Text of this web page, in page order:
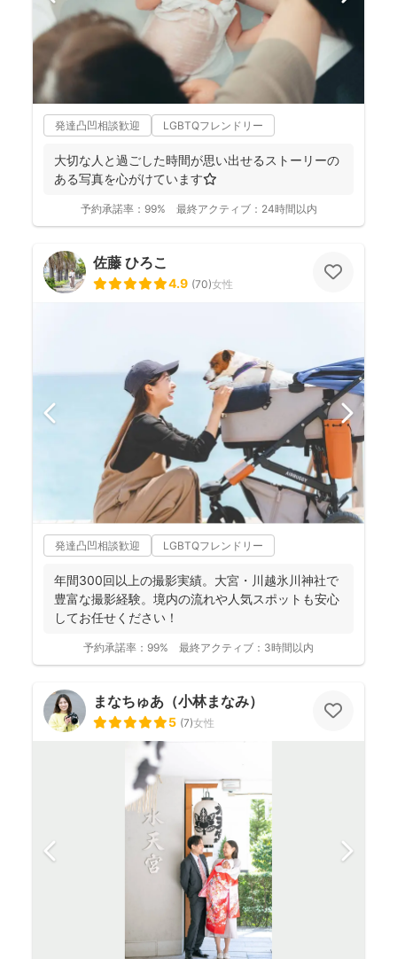
発達凸凹相談歓迎 LGBTQフレンドリー
大切な人と過ごした時間が思い出せるストーリーの
ある写真を心がけています⭐️
予約承諾率： 99% 最終アクティブ： 24時間以内
佐藤 ひろこ
4.9 (70)女性
発達凸凹相談歓迎 LGBTQフレンドリー
年間300回以上の撮影実績。大宮・川越氷川神社で
豊富な撮影経験。境内の流れや人気スポットも安心
してお任せください！
予約承諾率： 99% 最終アクティブ： 3時間以内
まなちゅあ（小林まなみ）
5 (7)女性